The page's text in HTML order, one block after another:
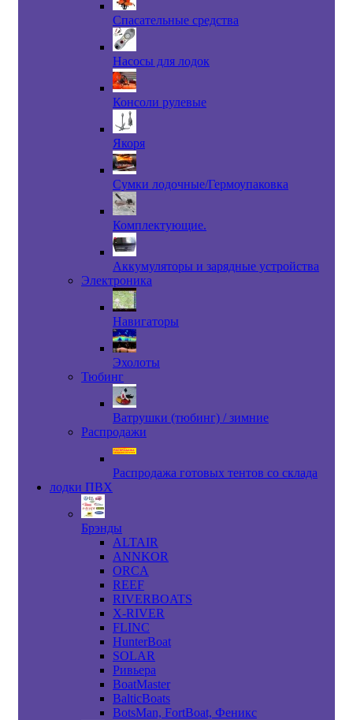
Спасательные средства
Насосы для лодок
Консоли рулевые
Якоря
Сумки лодочные/Гермоупаковка
Комплектующие.
Аккумуляторы и зарядные устройства
Электроника
Навигаторы
Эхолоты
Тюбинг
Ватрушки (тюбинг) / зимние
Распродажи
Распродажа готовых тентов со склада
лодки ПВХ
Брэнды
ALTAIR
ANNKOR
ORCA
REEF
RIVERBOATS
X-RIVER
FLINC
HunterBoat
SOLAR
Ривьера
BoatMaster
BalticBoats
BotsMan, FortBoat, Феникс